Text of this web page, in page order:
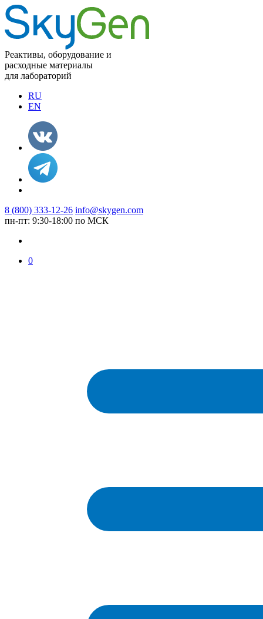
Реактивы, оборудование и
расходные материалы
для лабораторий
RU
EN
8 (800) 333-12-26 info@skygen.com
пн-пт: 9:30-18:00 по МСК
0